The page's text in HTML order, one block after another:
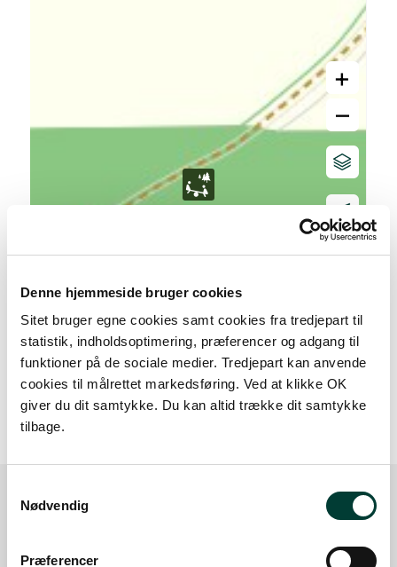
Denne hjemmeside bruger cookies
Sitet bruger egne cookies samt cookies fra tredjepart til
statistik, indholdsoptimering, præferencer og adgang til
funktioner på de sociale medier. Tredjepart kan anvende
cookies til målrettet markedsføring. Ved at klikke OK
giver du dit samtykke. Du kan altid trække dit samtykke
tilbage.
Nødvendig
Præferencer
+
–